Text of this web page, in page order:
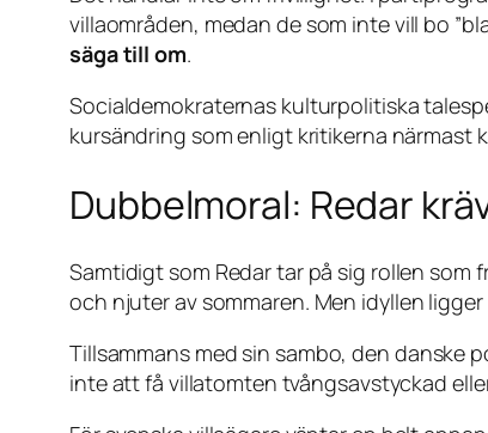
villaområden, medan de som inte vill bo
säga till om.
Socialdemokraternas kulturpolitiska
kursändring som enligt kritikerna närmast
Dubbelmoral: Redar
Samtidigt som Redar tar på sig rollen
och njuter av sommaren. Men idyllen
Tillsammans med sin sambo, den danske
inte att få villatomten tvångsavstyckad